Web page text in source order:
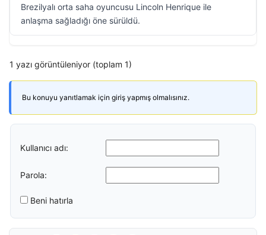
Brezilyalı orta saha oyuncusu Lincoln Henrique ile
anlaşma sağladığı öne sürüldü.
1 yazı görüntüleniyor (toplam 1)
Bu konuyu yanıtlamak için giriş yapmış olmalısınız.
Kullanıcı adı:
Parola:
Beni hatırla